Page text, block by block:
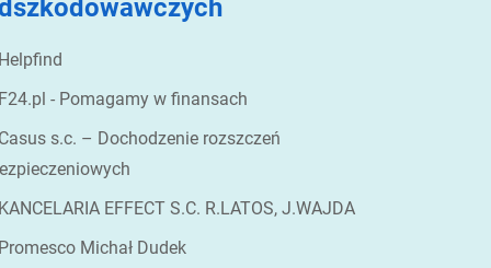
- Pomagamy w finansach
s.c. – Dochodzenie rozszczeń
EFFECT S.C. R.LATOS, J.WAJDA
Michał Dudek